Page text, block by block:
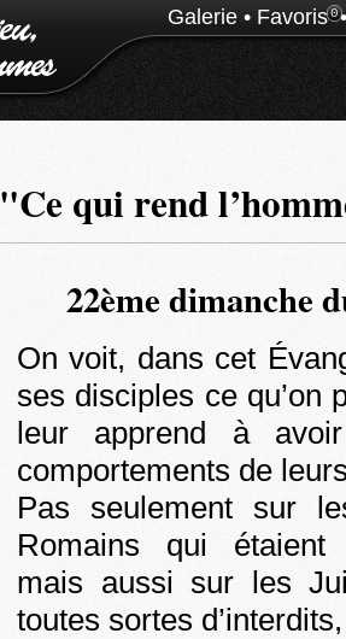
Galerie • Favoris0
"Ce qui rend
22ème dimanche
On voit, dans cet
ses disciples ce qu’on
leur apprend à
comportements de
Pas seulement sur
Romains qui étaient
mais aussi sur les
toutes sortes